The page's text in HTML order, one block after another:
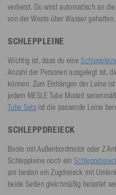
verlierst. Du wirst automatisch an
von der Weste über Wasser
SCHLEPPLEINE
Wichtig ist, dass du eine
Anzahl der Personen ausgelegt ist,
können. Zum Einhängen der Leine
jedem MESLE Tube Modell
Tube Setsist die passende Leine
SCHLEPPDREIECK
Boote mit Außenbordmotor oder Z
Schleppleine noch ein
am besten ein Zugdreieck mit
beide Seiten gleichmäßig belastet